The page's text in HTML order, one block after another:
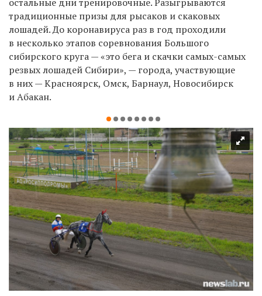
традиционные призы для рысаков и скаковых
лошадей. До коронавируса раз в год проходили
в несколько этапов соревнования Большого
сибирского круга — «это бега и скачки самых-самых
резвых лошадей Сибири», — города, участвующие
в них —Красноярск, Омск, Барнаул, Новосибирск
и Абакан.